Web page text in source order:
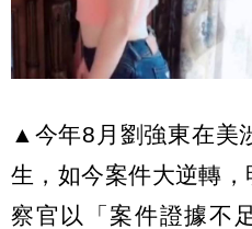
▲今年8月劉強東在美
生，如今案件大逆轉
察官以「案件證據不